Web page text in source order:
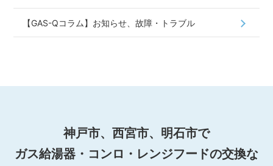
【GAS-Qコラム】お知らせ、故障・トラブル
神戸市、西宮市、明石市で
ガス給湯器・コンロ・レンジフードの交換な